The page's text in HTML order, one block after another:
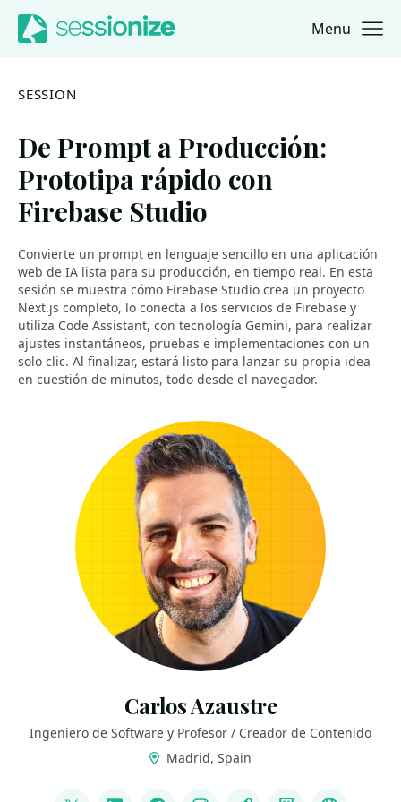
Jump to navigation
Jump to content Menu
SESSION
De Prompt a Producción:
Prototipa rápido con
Firebase Studio
Convierte un prompt en lenguaje sencillo en una aplicación
web de IA lista para su producción, en tiempo real. En esta
sesión se muestra cómo Firebase Studio crea un proyecto
Next.js completo, lo conecta a los servicios de Firebase y
utiliza Code Assistant, con tecnología Gemini, para realizar
ajustes instantáneos, pruebas e implementaciones con un
solo clic. Al finalizar, estará listo para lanzar su propia idea
en cuestión de minutos, todo desde el navegador.
Carlos Azaustre
Ingeniero de Software y Profesor / Creador de Contenido
Madrid, Spain